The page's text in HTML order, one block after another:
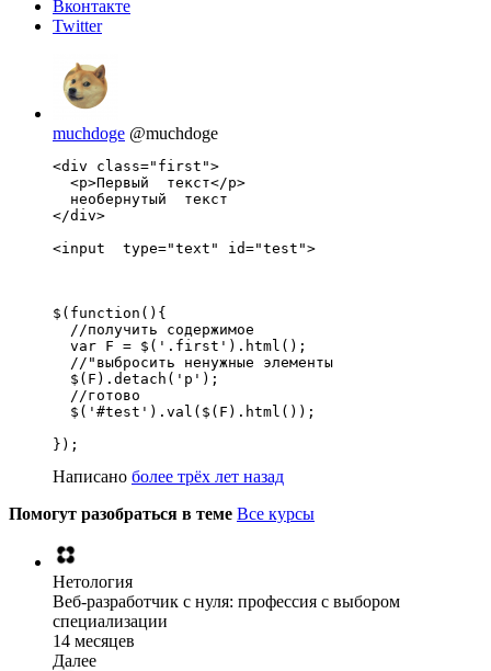
Вконтакте
Twitter
muchdoge @muchdoge
<div class="first">
  <p>Первый  текст</p>
  необернутый  текст
</div>
<input  type="text" id="test">
$(function(){
  //получить содержимое
  var F = $('.first').html();
  //"выбросить ненужные элементы
  $(F).detach('p');
  //готово
  $('#test').val($(F).html());
});
Написано более трёх лет назад
Помогут разобраться в теме Все курсы
Нетология
Веб-разработчик с нуля: профессия с выбором
специализации
14 месяцев
Далее